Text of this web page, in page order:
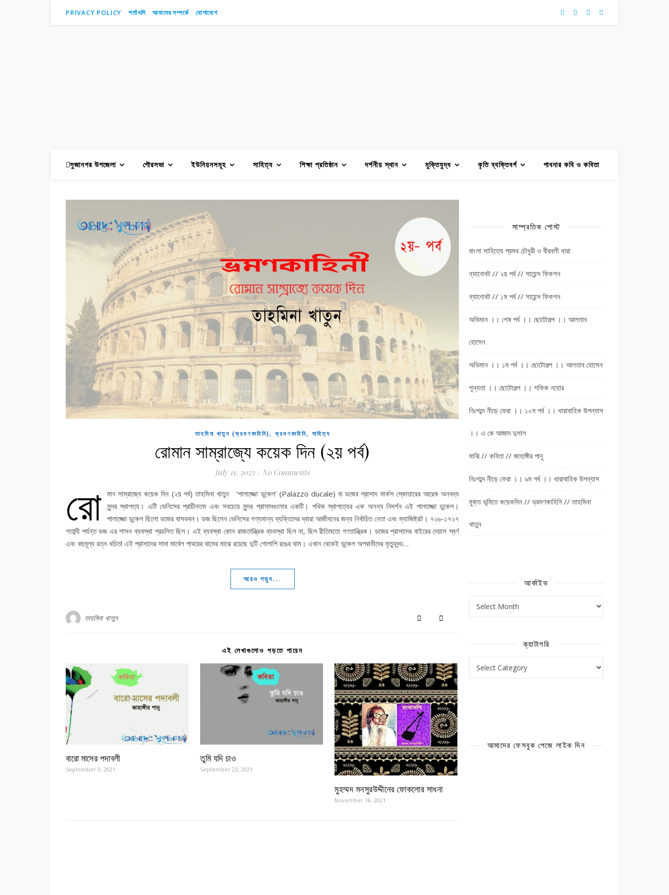
PRIVACY POLICY শর্তাবলি আমাদের সম্পর্কে যোগাযোগ
সুজানগর উপজেলা পৌরসভা ইউনিয়নসমূহ সাহিত্য শিক্ষা প্রতিষ্ঠান দর্শনীয় স্থান মুক্তিযুদ্ধ কৃতি ব্যক্তিবর্গ পাবনার কবি ও কবিতা
তাহমিনা খাতুন (ভ্রমণকাহিনি),ভ্রমণকাহিনি, সাহিত্য
রোমান সাম্রাজ্যে কয়েক দিন (২য় পর্ব)
July 11, 2023 / No Comments
রো মান সাম্রাজ্যে কয়েক দিন (২য় পর্ব) তাহমিনা খাতুন ‘পালাজ্জো ডুকেল’ (Palazzo ducale) বা ডজের প্রাসাদ মার্কস স্কোয়ারের আরেক অনবদ্য
সুন্দর স্থাপত্য। এটি ভেনিসের প্রাচীনতম এবং সবচেয়ে সুন্দর প্রাসাদগুলোর একটি। গথিক স্থাপত্যের এক অনন্য নিদর্শন এই পালাজ্জো ডুকেল।
পালাজ্জো ডুকেল ছিলো ডজের বাসভবন। ডজ ছিলেন ভেনিসের গণ্যমান্য ব্যক্তিদের দ্বারা আজীবনের জন্য নির্বাচিত নেতা এবং ম্যাজিষ্ট্রট। ৭২৬-১৭২৭
শতাব্দী পর্যন্ত ডজ এর শাসন ব্যবস্থা প্রচলিত ছিল। এই ব্যবস্থা কোন রাজতান্ত্রিক ব্যবস্থা ছিল না, ছিল রীতিমতো গণতান্ত্রিক। ডজের প্রাসাদের বাইরের দেয়াল স্বর্ণ
এবং বহুমূল্য রত্ন খচিত! এই প্রাসাদের সাদা মার্বেল পাথরের থামের মাঝে রয়েছে দুটি গোলাপি রঙের থাম। এখান থেকেই ডুকেল অপরাধীদের মৃত্যুদন্ড…
আরও পড়ুন...
তাহমিনা খাতুন
এই লেখাগুলোও পড়তে পারেন
বারো মাসের পদাবলী
September 9, 2021
তুমি যদি চাও
September 23, 2021
মুহম্মদ মনসুরউদ্দীনের ফোকলোর সাধনা
November 18, 2021
সাম্প্রতিক পোস্ট
বাংলা সাহিত্যে প্রমথ চৌধুরী ও বীরবলী ধারা
ন্যানোবট // ২য় পর্ব // সায়েন্স ফিকশন
ন্যানোবট // ১ম পর্ব // সায়েন্স ফিকশন
অভিমান ।। শেষ পর্ব ।। ছোটোগল্প ।। আলতাব
হোসেন
অভিমান ।। ১ম পর্ব ।। ছোটোগল্প ।। আলতাব হোসেন
শূন্যতা ।। ছোটোগল্প ।। শফিক নহোর
নিঃশব্দে নীড়ে ফেরা ।। ১০ম পর্ব ।। ধারাবাহিক উপন্যাস
।। এ কে আজাদ দুলাল
মাঝি // কবিতা // জাহাঙ্গীর পানু
নিঃশব্দে নীড়ে ফেরা ।। ৯ম পর্ব ।। ধারাবাহিক উপন্যাস
মুক্ত ভূমিতে কয়েকদিন // ভ্রমণকাহিনি // তাহমিনা
খাতুন
আর্কাইভ
ক্যাটাগরি
আমাদের ফেসবুক পেজে লাইক দিন